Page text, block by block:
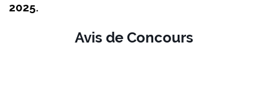
2025.
Avis de Concours